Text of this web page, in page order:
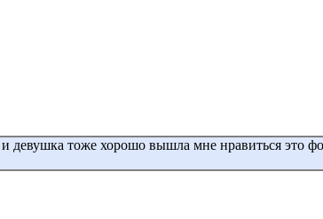
девушка тоже хорошо вышла мне нравиться это